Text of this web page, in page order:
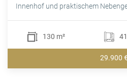
Innenhof und praktischem
130 m²
29.900 €